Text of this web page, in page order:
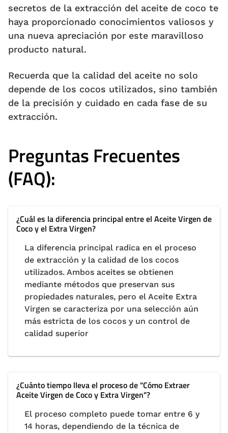
secretos de la extracción del aceite de coco te
haya proporcionado conocimientos valiosos y
una nueva apreciación por este maravilloso
producto natural.
Recuerda que la calidad del aceite no solo
depende de los cocos utilizados, sino también
de la precisión y cuidado en cada fase de su
extracción.
Preguntas Frecuentes
(FAQ):
¿Cuál es la diferencia principal entre el Aceite Virgen de
Coco y el Extra Virgen?
La diferencia principal radica en el proceso
de extracción y la calidad de los cocos
utilizados. Ambos aceites se obtienen
mediante métodos que preservan sus
propiedades naturales, pero el Aceite Extra
Virgen se caracteriza por una selección aún
más estricta de los cocos y un control de
calidad superior
¿Cuánto tiempo lleva el proceso de "Cómo Extraer
Aceite Virgen de Coco y Extra Virgen"?
El proceso completo puede tomar entre 6 y
14 horas, dependiendo de la técnica de